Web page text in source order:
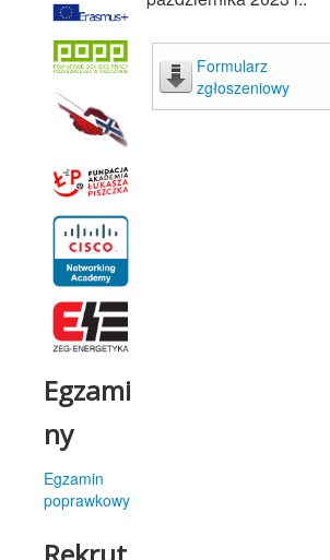
Egzami
ny
Egzamin
poprawkowy
Formularz
zgłoszeniowy